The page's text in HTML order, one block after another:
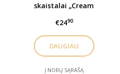
skaistalai „Cream
€2490
DAUGIAU
Į NORŲ SĄRAŠĄ